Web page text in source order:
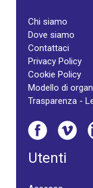
Chi siamo
Dove siamo
Contattaci
Privacy Policy
Cookie Policy
Modello di
Trasparenza -
Utenti